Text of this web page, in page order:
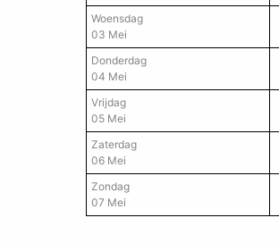
Woensdag
03 Mei
Donderdag
04 Mei
Vrijdag
05 Mei
Zaterdag
06 Mei
Zondag
07 Mei